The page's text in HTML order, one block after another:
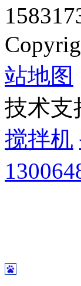
站地图
技术支
搅拌机